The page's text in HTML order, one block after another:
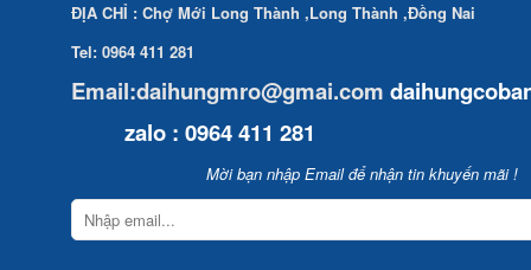
ĐỊA CHỈ : Chợ Mới Long Thành ,Long Thành ,Đồng Nai
Tel: 0964 411 281
Email:daihungmro@gmai.com
zalo : 0964 411 281
Mời bạn nhập Email để nhận tin khuyến mãi !